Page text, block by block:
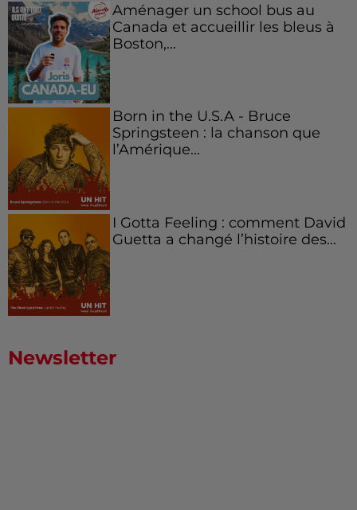
Aménager un school bus au
Canada et accueillir les bleus à
Boston,...
Born in the U.S.A - Bruce
Springsteen : la chanson que
l’Amérique...
I Gotta Feeling : comment David
Guetta a changé l’histoire des...
Newsletter